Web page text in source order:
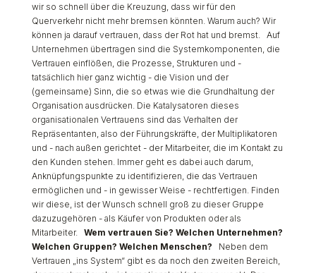
wir so schnell über die Kreuzung, dass wir für den
Querverkehr nicht mehr bremsen könnten. Warum auch? Wir
können ja darauf vertrauen, dass der Rot hat und bremst. Auf
Unternehmen übertragen sind die Systemkomponenten, die
Vertrauen einflößen, die Prozesse, Strukturen und -
tatsächlich hier ganz wichtig - die Vision und der
(gemeinsame) Sinn, die so etwas wie die Grundhaltung der
Organisation ausdrücken. Die Katalysatoren dieses
organisationalen Vertrauens sind das Verhalten der
Repräsentanten, also der Führungskräfte, der Multiplikatoren
und - nach außen gerichtet - der Mitarbeiter, die im Kontakt zu
den Kunden stehen. Immer geht es dabei auch darum,
Anknüpfungspunkte zu identifizieren, die das Vertrauen
ermöglichen und - in gewisser Weise - rechtfertigen. Finden
wir diese, ist der Wunsch schnell groß zu dieser Gruppe
dazuzugehören - als Käufer von Produkten oder als
Mitarbeiter. Wem vertrauen Sie? Welchen Unternehmen?
Welchen Gruppen? Welchen Menschen? Neben dem
Vertrauen „ins System“ gibt es da noch den zweiten Bereich,